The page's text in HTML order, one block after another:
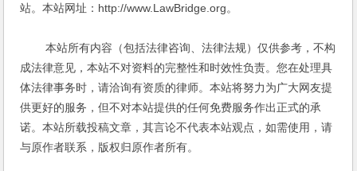
站。本站网址：http://www.LawBridge.org。
本站所有内容（包括法律咨询、法律法规）仅供参考，不构
成法律意见，本站不对资料的完整性和时效性负责。您在处理具
体法律事务时，请洽询有资质的律师。本站将努力为广大网友提
供更好的服务，但不对本站提供的任何免费服务作出正式的承
诺。本站所载投稿文章，其言论不代表本站观点，如需使用，请
与原作者联系，版权归原作者所有。